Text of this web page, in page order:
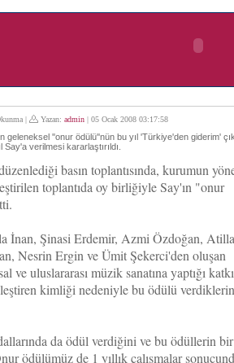
| Yazan: admin| 05 Ocak 2008 03:17:58
geleneksel ''onur ödülü''nün bu yıl 'Türkiye'den giderim'
verilmesi kararlaştırıldı.
basın toplantısında, kurumun
toplantıda oy birliğiyle Say'ın "onur
İnan, Şinasi Erdemir, Azmi Özdoğan, Atilla
Nesrin Ergin ve Ümit Şekerci'den oluşan
uluslararası müzik sanatına yaptığı
kimliği nedeniyle bu ödülü
da ödül verdiğini ve bu ödüllerin
ödülümüz de 1 yıllık çalışmalar